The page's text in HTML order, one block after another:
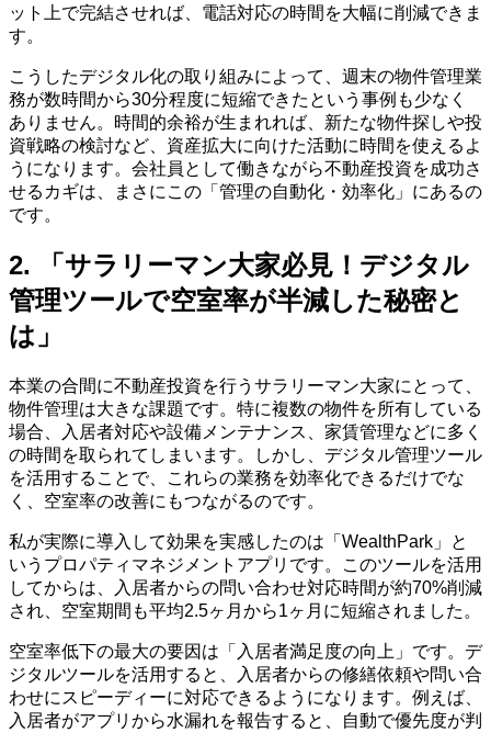
ット上で完結させれば、電話対応の時間を大幅に削減できま
す。
こうしたデジタル化の取り組みによって、週末の物件管理業
務が数時間から30分程度に短縮できたという事例も少なく
ありません。時間的余裕が生まれれば、新たな物件探しや投
資戦略の検討など、資産拡大に向けた活動に時間を使えるよ
うになります。会社員として働きながら不動産投資を成功さ
せるカギは、まさにこの「管理の自動化・効率化」にあるの
です。
2. 「サラリーマン大家必見！デジタル
管理ツールで空室率が半減した秘密と
は」
本業の合間に不動産投資を行うサラリーマン大家にとって、
物件管理は大きな課題です。特に複数の物件を所有している
場合、入居者対応や設備メンテナンス、家賃管理などに多く
の時間を取られてしまいます。しかし、デジタル管理ツール
を活用することで、これらの業務を効率化できるだけでな
く、空室率の改善にもつながるのです。
私が実際に導入して効果を実感したのは「WealthPark」と
いうプロパティマネジメントアプリです。このツールを活用
してからは、入居者からの問い合わせ対応時間が約70%削減
され、空室期間も平均2.5ヶ月から1ヶ月に短縮されました。
空室率低下の最大の要因は「入居者満足度の向上」です。デ
ジタルツールを活用すると、入居者からの修繕依頼や問い合
わせにスピーディーに対応できるようになります。例えば、
入居者がアプリから水漏れを報告すると、自動で優先度が判